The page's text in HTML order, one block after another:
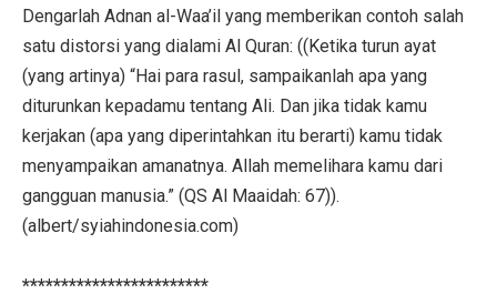
Dengarlah Adnan al-Waa’il yang memberikan contoh salah
satu distorsi yang dialami Al Quran: ((Ketika turun ayat
(yang artinya) “Hai para rasul, sampaikanlah apa yang
diturunkan kepadamu tentang Ali. Dan jika tidak kamu
kerjakan (apa yang diperintahkan itu berarti) kamu tidak
menyampaikan amanatnya. Allah memelihara kamu dari
gangguan manusia.” (QS Al Maaidah: 67)).
(albert/syiahindonesia.com)
************************